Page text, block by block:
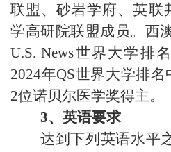
联盟、砂岩学府、英联
学高研院联盟成员。西
U.S. News世界大学排
2024年QS世界大学排名
2位诺贝尔医学奖得主。
3、英语要求
达到下列英语水平